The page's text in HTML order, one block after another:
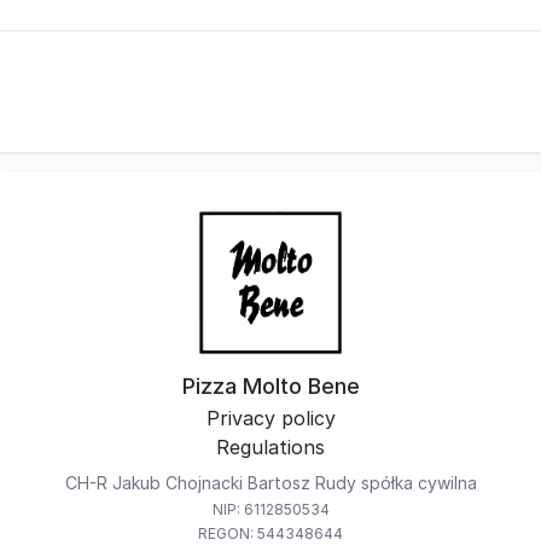
Pizza Molto Bene
Privacy policy
Regulations
CH-R Jakub Chojnacki Bartosz Rudy spółka cywilna
NIP: 6112850534
REGON: 544348644